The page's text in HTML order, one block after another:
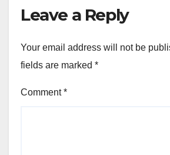
Leave a Reply
Your email address will not be
fields are marked *
Comment*